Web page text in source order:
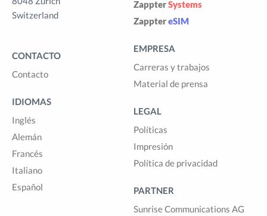
Switzerland
CONTACTO
Contacto
IDIOMAS
Inglés
Alemán
Francés
Italiano
Español
ZappterSystems
ZapptereSIM
EMPRESA
Carreras y trabajos
Material de prensa
LEGAL
Políticas
Impresión
Política de privacidad
PARTNER
Sunrise Communications AG